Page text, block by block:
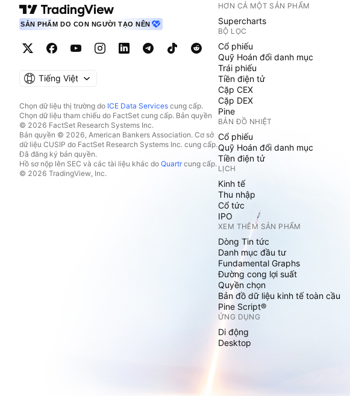
SẢN PHẨM DO CON NGƯỜI TẠO NÊN
Tiếng Việt
Chọn dữ liệu thị trường do ICE Data Services cung cấp.
Chọn dữ liệu tham chiếu do FactSet cung cấp. Bản quyền
© 2026 FactSet Research Systems Inc.
Bản quyền © 2026, American Bankers Association. Cơ sở
dữ liệu CUSIP do FactSet Research Systems Inc. cung cấp.
Đã đăng ký bản quyền.
Hồ sơ nộp lên SEC và các tài liệu khác do Quartrcung cấp.
© 2026 TradingView, Inc.
HƠN CẢ MỘT SẢN PHẨM
Supercharts
BỘ LỌC
Cổ phiếu
Quỹ Hoán đổi danh mục
Trái phiếu
Tiền điện tử
Cặp CEX
Cặp DEX
Pine
BẢN ĐỒ NHIỆT
Cổ phiếu
Quỹ Hoán đổi danh mục
Tiền điện tử
LỊCH
Kinh tế
Thu nhập
Cổ tức
IPO
XEM THÊM SẢN PHẨM
Dòng Tin tức
Danh mục đầu tư
Fundamental Graphs
Đường cong lợi suất
Quyền chọn
Bản đồ dữ liệu kinh tế toàn cầu
Pine Script®
ỨNG DỤNG
Di động
Desktop